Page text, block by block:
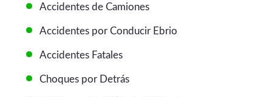
Accidentes de Camiones
Accidentes por Conducir Ebrio
Accidentes Fatales
Choques por Detrás